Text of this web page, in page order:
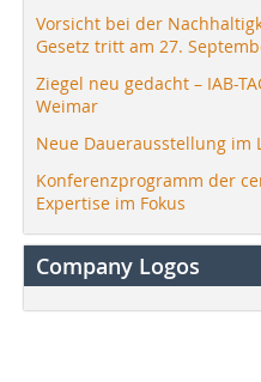
Vorsicht bei der
Gesetz tritt am 27.
Ziegel neu gedacht – IAB-
Weimar
Neue Dauerausstellung im
Konferenzprogramm der
Expertise im Fokus
Company Logos